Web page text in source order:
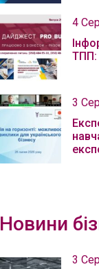
4
ТПП:
3
Новини
3